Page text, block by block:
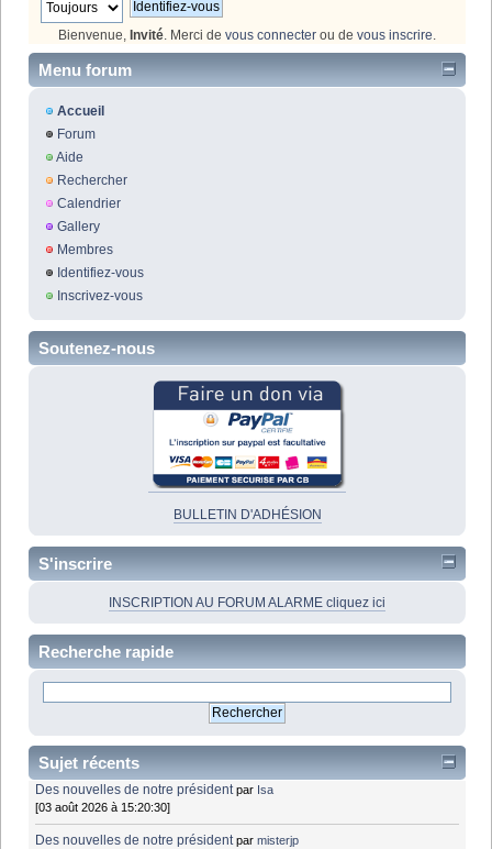
Bienvenue, Invité . Merci de vous connecter ou de vous inscrire
Menu forum
Accueil
Forum
Aide
Rechercher
Calendrier
Gallery
Membres
Identifiez-vous
Inscrivez-vous
Soutenez-nous
BULLETIN D'ADHÉSION
S'inscrire
INSCRIPTION AU FORUM ALARME cliquez ici
Recherche rapide
Sujet récents
Des nouvelles de notre président par Isa
[03 août 2026 à 15:20:30]
Des nouvelles de notre président parmisterjp